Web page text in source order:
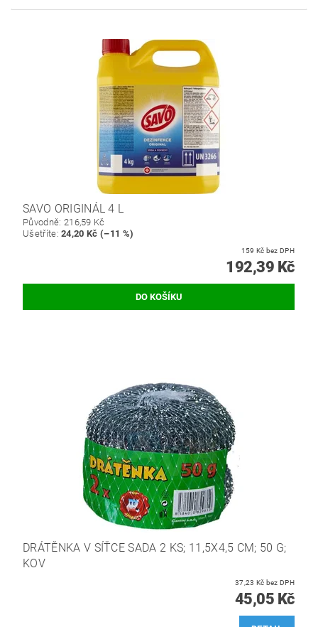
SAVO ORIGINÁL 4 L
Původně: 216,59 Kč
Ušetříte:24,20 Kč (–11 %)
159 Kč bez DPH
192,39 Kč
DRÁTĚNKA V SÍŤCE SADA 2 KS; 11,5X4,5 CM; 50 G;
KOV
37,23 Kč bez DPH
45,05 Kč